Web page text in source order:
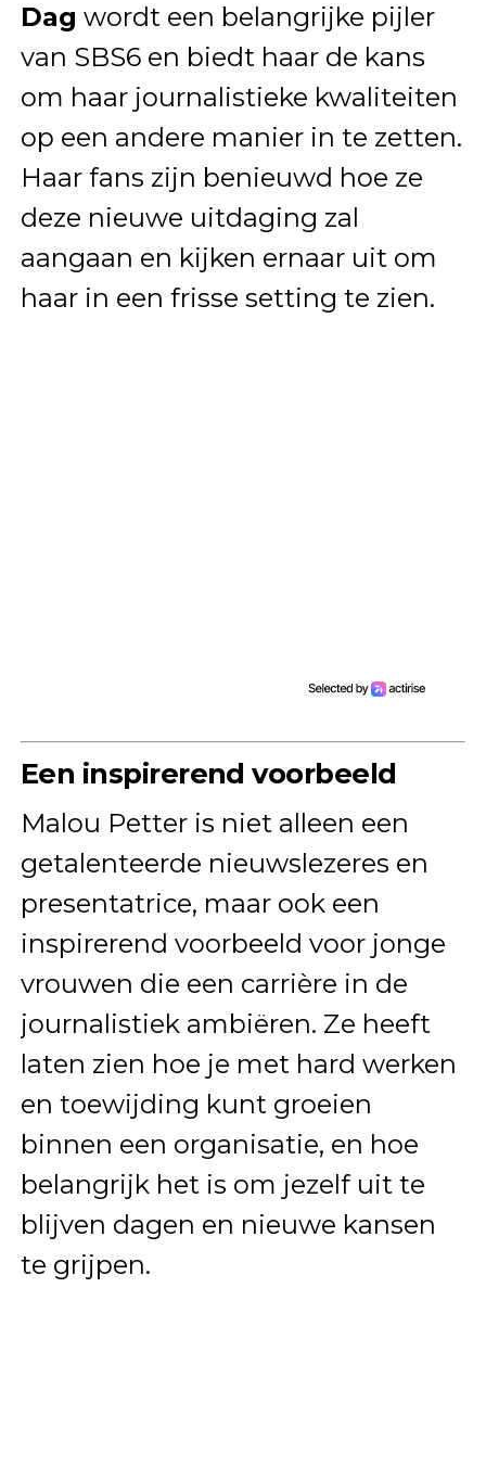
Dag wordt een belangrijke pijler
van SBS6 en biedt haar de kans
om haar journalistieke kwaliteiten
op een andere manier in te zetten.
Haar fans zijn benieuwd hoe ze
deze nieuwe uitdaging zal
aangaan en kijken ernaar uit om
haar in een frisse setting te zien.
Een inspirerend voorbeeld
Malou Petter is niet alleen een
getalenteerde nieuwslezeres en
presentatrice, maar ook een
inspirerend voorbeeld voor jonge
vrouwen die een carrière in de
journalistiek ambiëren. Ze heeft
laten zien hoe je met hard werken
en toewijding kunt groeien
binnen een organisatie, en hoe
belangrijk het is om jezelf uit te
blijven dagen en nieuwe kansen
te grijpen.